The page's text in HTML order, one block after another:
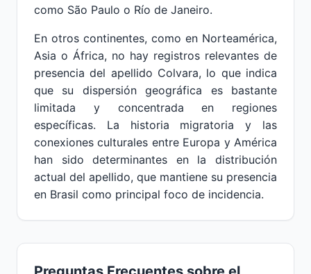
como São Paulo o Río de Janeiro.
En otros continentes, como en Norteamérica,
Asia o África, no hay registros relevantes de
presencia del apellido Colvara, lo que indica
que su dispersión geográfica es bastante
limitada y concentrada en regiones
específicas. La historia migratoria y las
conexiones culturales entre Europa y América
han sido determinantes en la distribución
actual del apellido, que mantiene su presencia
en Brasil como principal foco de incidencia.